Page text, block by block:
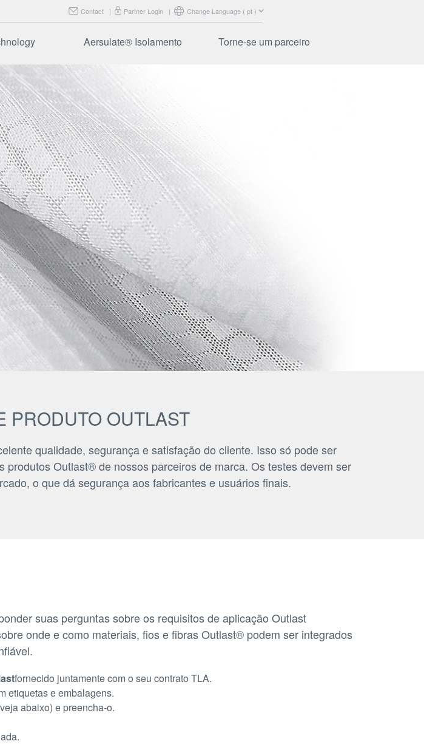
Contact | Partner Login | Change Language ( pt )
Frecuentes
Aersulate® Isolamento
Aersulate Fabrics
Aersulate Fibers
Perguntas Frequentes
Torne-se um parceiro
PRODUTO OUTLAST
qualidade, segurança e satisfação do cliente. Isso só pode ser
Outlast® de nossos parceiros de marca. Os testes devem ser
o que dá segurança aos fabricantes e usuários finais.
suas perguntas sobre os requisitos de aplicação Outlast
onde e como materiais, fios e fibras Outlast® podem ser integrados
fornecido juntamente com o seu contrato TLA.
etiquetas e embalagens.
abaixo) e preencha-o.